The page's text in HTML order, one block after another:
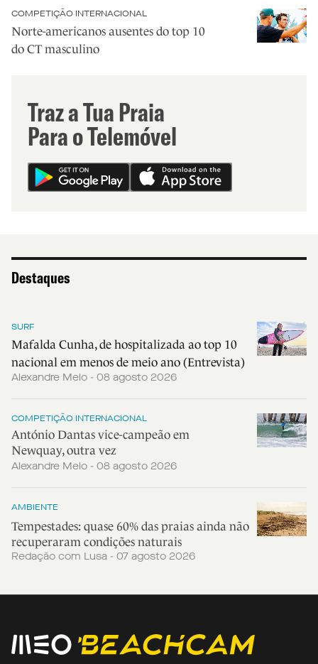
COMPETIÇÃO INTERNACIONAL
Norte-americanos ausentes do top 10
do CT masculino
Traz a Tua Praia
Para o Telemóvel
Destaques
SURF
Mafalda Cunha, de hospitalizada ao top 10
nacional em menos de meio ano (Entrevista)
Alexandre Melo - 08 agosto 2026
COMPETIÇÃO INTERNACIONAL
António Dantas vice-campeão em
Newquay, outra vez
Alexandre Melo - 08 agosto 2026
AMBIENTE
Tempestades: quase 60% das praias ainda não
recuperaram condições naturais
Redação com Lusa - 07 agosto 2026